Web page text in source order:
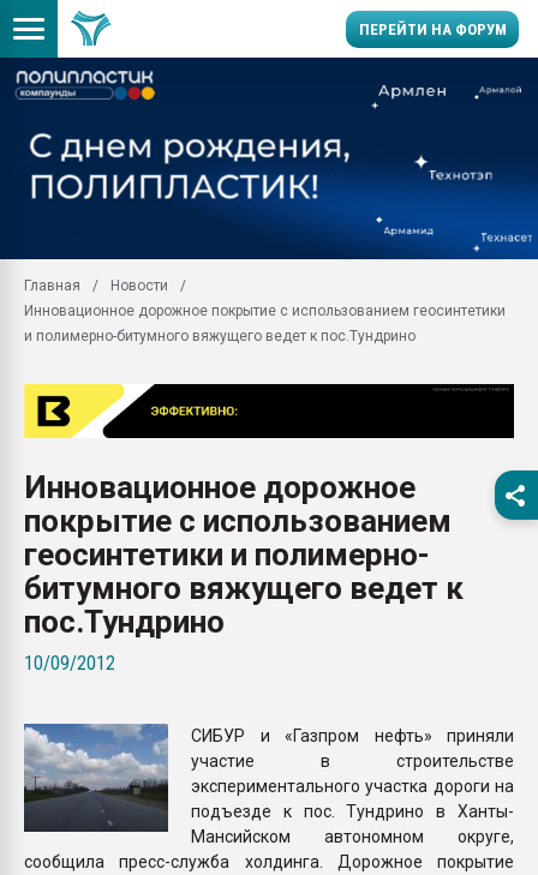
ПЕРЕЙТИ НА ФОРУМ
заводу пластмасс"
Вакуум-формовочные
первый план в
28.07.2026
ситуацией на
Всё, что касается
бутылок
Главная
Новости
Инновационное дорожное покрытие с использованием геосинтетики
и полимерно-битумного вяжущего ведет к пос.Тундрино
Инновационное дорожное
покрытие с использованием
геосинтетики и полимерно-
битумного вяжущего ведет к
пос.Тундрино
10/09/2012
СИБУР и «Газпром нефть» приняли
участие в строительстве
экспериментального участка дороги на
подъезде к пос. Тундрино в Ханты-
Мансийском автономном округе,
сообщила пресс-служба холдинга. Дорожное покрытие